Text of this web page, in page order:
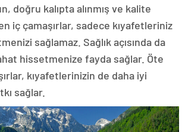
doğru kalıpta alınmış ve kalite
iç çamaşırlar, sadece kıyafetleriniz
sağlamaz. Sağlık açısında da
hissetmenize fayda sağlar. Öte
kıyafetlerinizin de daha iyi
sağlar.